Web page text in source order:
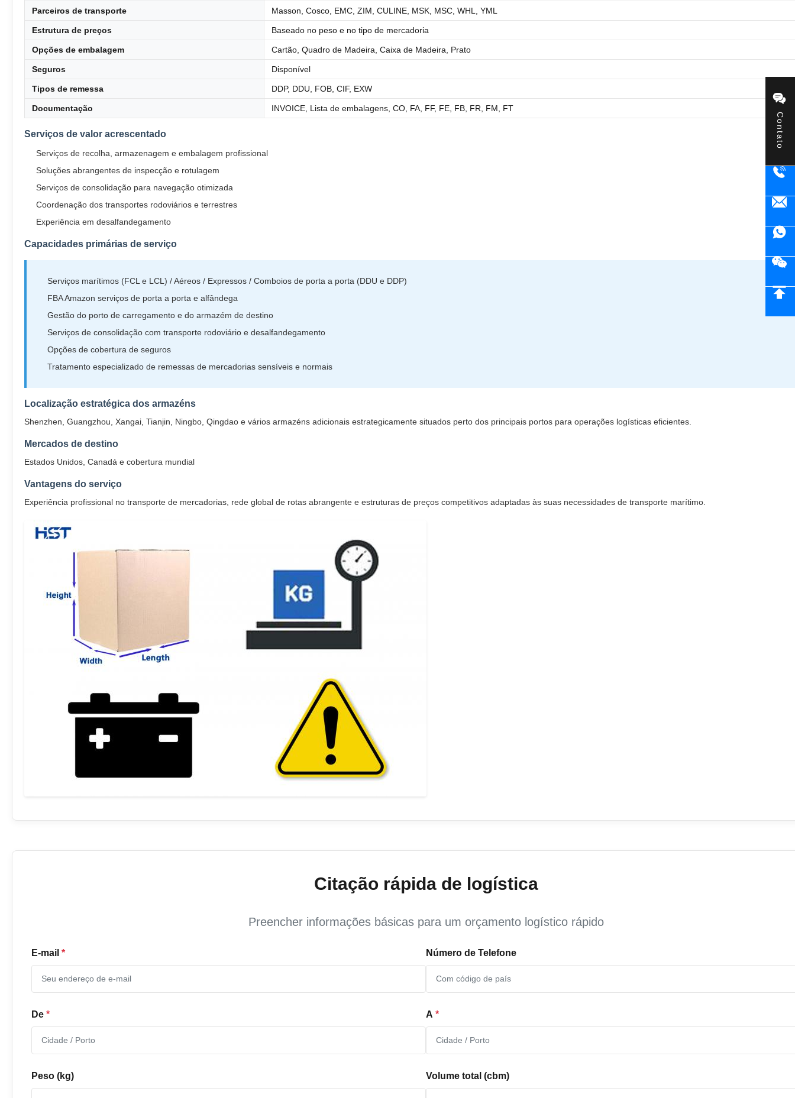
Contato
Parceiros de transporte Masson, Cosco, EMC, ZIM, CULINE, MSK, MSC, WHL, YML
Estrutura de preços Baseado no peso e no tipo de mercadoria
Opções de embalagem Cartão, Quadro de Madeira, Caixa de Madeira, Prato
Seguros Disponível
Tipos de remessa DDP, DDU, FOB, CIF, EXW
Documentação INVOICE, Lista de embalagens, CO, FA, FF, FE, FB, FR, FM, FT
Serviços de valor acrescentado
Serviços de recolha, armazenagem e embalagem profissional
Soluções abrangentes de inspecção e rotulagem
Serviços de consolidação para navegação otimizada
Coordenação dos transportes rodoviários e terrestres
Experiência em desalfandegamento
Capacidades primárias de serviço
Serviços marítimos (FCL e LCL) / Aéreos / Expressos / Comboios de porta a porta (DDU e DDP)
FBA Amazon serviços de porta a porta e alfândega
Gestão do porto de carregamento e do armazém de destino
Serviços de consolidação com transporte rodoviário e desalfandegamento
Opções de cobertura de seguros
Tratamento especializado de remessas de mercadorias sensíveis e normais
Localização estratégica dos armazéns
Shenzhen, Guangzhou, Xangai, Tianjin, Ningbo, Qingdao e vários armazéns adicionais estrategicamente situados perto dos principais portos para operações logísticas eficientes.
Mercados de destino
Estados Unidos, Canadá e cobertura mundial
Vantagens do serviço
Experiência profissional no transporte de mercadorias, rede global de rotas abrangente e estruturas de preços competitivos adaptadas às suas necessidades de transporte marítimo.
Citação rápida de logística
Preencher informações básicas para um orçamento logístico rápido
E-mail * Número de Telefone
De * A *
Peso (kg) Volume total (cbm)